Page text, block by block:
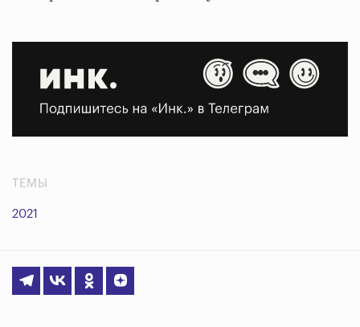
ТЕМЫ
2021